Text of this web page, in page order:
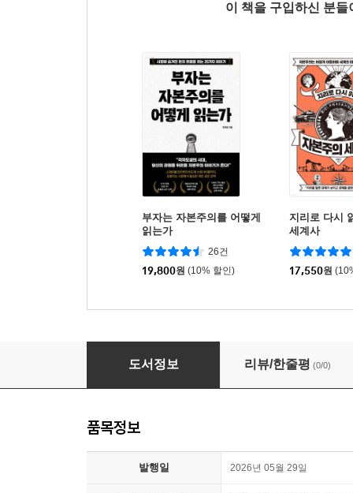
이 책을 구입하신 분
부자는 자본주의를 어떻게
읽는가
26건
19,800원 (10% 할인)
지리로 다시
세계사
17,550원
두근두근 노인 돌봄
도서정보 리뷰/한줄평 (0/0)
품목정보
발행일 2026년 05월 29일